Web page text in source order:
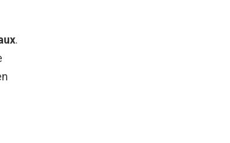
.